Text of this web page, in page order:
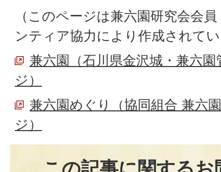
（このページは兼六園研究会会
ンティア協力により作成されて
兼六園（石川県金沢城・兼六
ジ）
兼六園めぐり（協同組合 兼六
ジ）